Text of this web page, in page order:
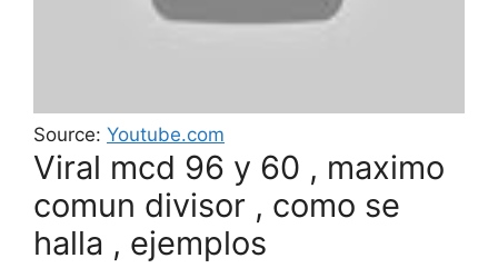
Source: Youtube.com
Viral mcd 96 y 60 , maximo
comun divisor , como se
halla , ejemplos